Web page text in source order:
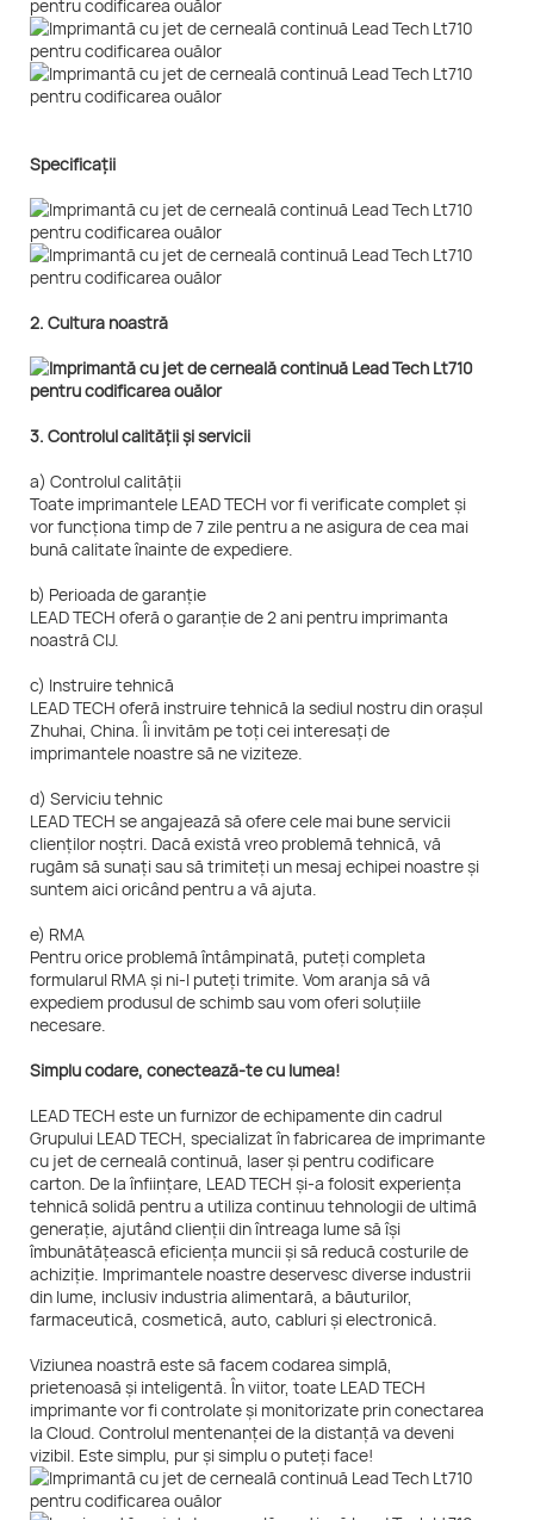
Specificații
2. Cultura noastră
3. Controlul calității și servicii
a) Controlul calității
Toate imprimantele LEAD TECH vor fi verificate complet și
vor funcționa timp de 7 zile pentru a ne asigura de cea mai
bună calitate înainte de expediere.
b) Perioada de garanție
LEAD TECH oferă o garanție de 2 ani pentru imprimanta
noastră CIJ.
c) Instruire tehnică
LEAD TECH oferă instruire tehnică la sediul nostru din orașul
Zhuhai, China. Îi invităm pe toți cei interesați de
imprimantele noastre să ne viziteze.
d) Serviciu tehnic
LEAD TECH se angajează să ofere cele mai bune servicii
clienților noștri. Dacă există vreo problemă tehnică, vă
rugăm să sunați sau să trimiteți un mesaj echipei noastre și
suntem aici oricând pentru a vă ajuta.
e) RMA
Pentru orice problemă întâmpinată, puteți completa
formularul RMA și ni-l puteți trimite. Vom aranja să vă
expediem produsul de schimb sau vom oferi soluțiile
necesare.
Simplu codare, conectează-te cu lumea!
LEAD TECH este un furnizor de echipamente din cadrul
Grupului LEAD TECH, specializat în fabricarea de imprimante
cu jet de cerneală continuă, laser și pentru codificare
carton. De la înființare, LEAD TECH și-a folosit experiența
tehnică solidă pentru a utiliza continuu tehnologii de ultimă
generație, ajutând clienții din întreaga lume să își
îmbunătățească eficiența muncii și să reducă costurile de
achiziție. Imprimantele noastre deservesc diverse industrii
din lume, inclusiv industria alimentară, a băuturilor,
farmaceutică, cosmetică, auto, cabluri și electronică.
Viziunea noastră este să facem codarea simplă,
prietenoasă și inteligentă. În viitor, toate LEAD TECH
imprimante vor fi controlate și monitorizate prin conectarea
la Cloud. Controlul mentenanței de la distanță va deveni
vizibil. Este simplu, pur și simplu o puteți face!